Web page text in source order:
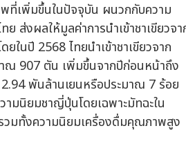
ที่เพิ่มขึ้นในปัจจุบัน ผนวกกับความ
ส่งผลให้มูลค่าการนำเข้าชาเขียวจ
ในปี 2568 ไทยนำเข้าชาเขียวจาก
ณ 907 ตัน เพิ่มขึ้นจากปีก่อนหน้าถึง
พันล้านเยนหรือประมาณ 7 ร้อย
มนิยมชาญี่ปุ่นโดยเฉพาะมัทฉะใน
วมทั้งความนิยมเครื่องดื่มคุณภาพสูง